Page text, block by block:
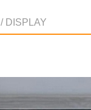
/ DISPLAY